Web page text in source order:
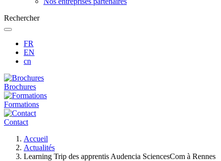
Rechercher
FR
EN
cn
Brochures
Formations
Contact
d'Ariane
Accueil
Actualités
Learning Trip des apprentis Audencia SciencesCom à Rennes